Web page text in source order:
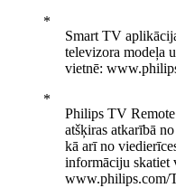
Smart TV
televizora modeļa
vietnē:
Philips TV
atšķiras atkarībā
kā arī no
informāciju skatiet
www.philips.com/